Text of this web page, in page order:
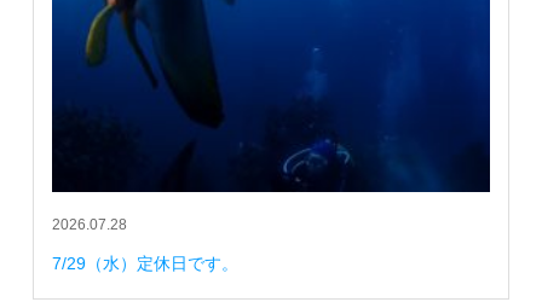
2026.07.28
7/29（水）定休日です。